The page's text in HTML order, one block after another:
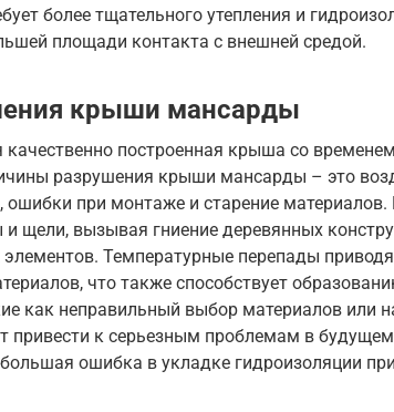
более тщательного утепления и
площади контакта с внешней средой.
крыши мансарды
построенная крыша со
разрушения крыши мансарды – это
при монтаже и старение материалов.
щели, вызывая гниение деревянных
Температурные перепады
что также способствует
как неправильный выбор материалов или
привести к серьезным проблемам в
ошибка в укладке гидроизоляции